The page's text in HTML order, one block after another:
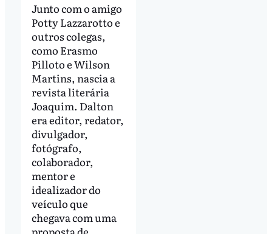
Junto com o amigo
Potty Lazzarotto e
outros colegas,
como Erasmo
Pilloto e Wilson
Martins, nascia a
revista literária
Joaquim. Dalton
era editor, redator,
divulgador,
fotógrafo,
colaborador,
mentor e
idealizador do
veículo que
chegava com uma